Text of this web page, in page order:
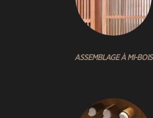
ASSEMBLAGE À MI-BOIS